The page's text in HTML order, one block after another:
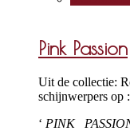
Pink Passion
Uit de collectie:
schijnwerpers op :
‘ PINK